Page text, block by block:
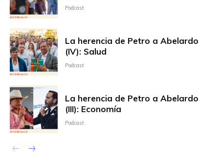
Podcast
La herencia de Petro a Abelardo
(IV): Salud
Podcast
La herencia de Petro a Abelardo
(III): Economía
Podcast